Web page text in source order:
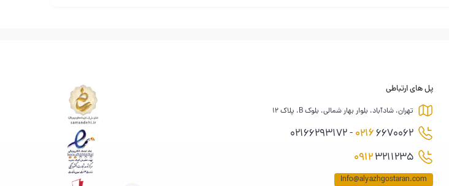
پل های ارتباطی
تهران، شادآباد، بلوار بهار شمالی، بلوک B، پلاک 12
02166670062 - 02166293172
09123211235
Info@alyazhgostaran.com